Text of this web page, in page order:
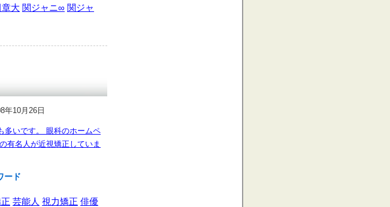
大 関ジャニ∞ 関ジャ
年10月26日
多いです。 眼科のホームペ
有名人が近視矯正していま
ード
芸能人 視力矯正 俳優